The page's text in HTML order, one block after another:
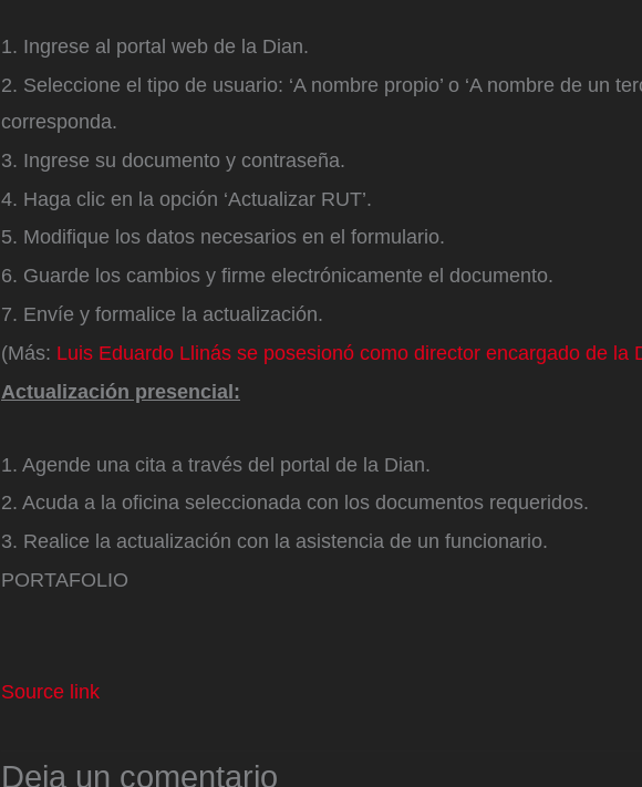
1. Ingrese al portal web de la Dian.
2. Seleccione el tipo de usuario: ‘A nombre propio’ o ‘A nombre de un
corresponda.
3. Ingrese su documento y contraseña.
4. Haga clic en la opción ‘Actualizar RUT’.
5. Modifique los datos necesarios en el formulario.
6. Guarde los cambios y firme electrónicamente el documento.
7. Envíe y formalice la actualización.
(Más: Luis Eduardo Llinás se posesionó como director encargado de la
Actualización presencial:
1. Agende una cita a través del portal de la Dian.
2. Acuda a la oficina seleccionada con los documentos requeridos.
3. Realice la actualización con la asistencia de un funcionario.
PORTAFOLIO
Source link
Deja un comentario